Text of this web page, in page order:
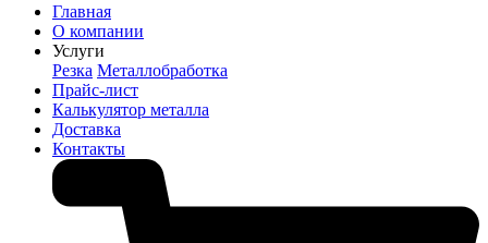
Главная
О компании
Услуги
Резка Металлобработка
Прайс-лист
Калькулятор металла
Доставка
Контакты